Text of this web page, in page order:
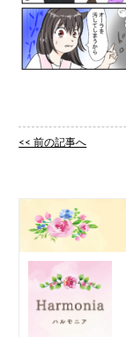
<< 前の記事へ